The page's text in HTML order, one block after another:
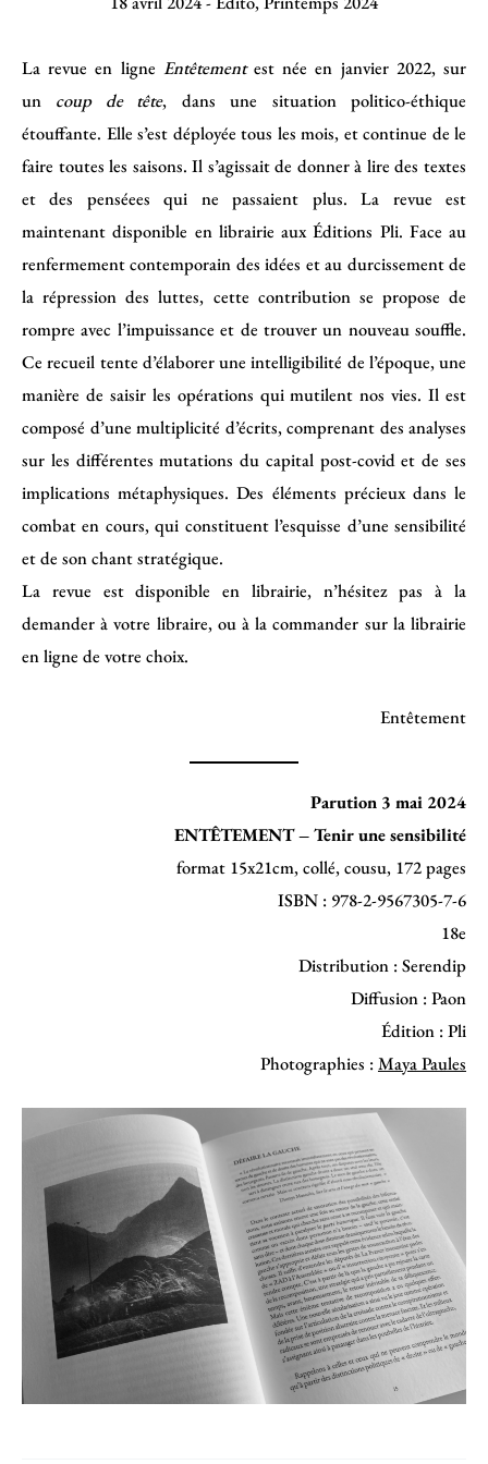
La revue en ligne Entêtement est née en janvier 2022, sur
un coup de tête, dans une situation politico-éthique
étouffante. Elle s’est déployée tous les mois, et continue de le
faire toutes les saisons. Il s’agissait de donner à lire des textes
et des penséees qui ne passaient plus. La revue est
maintenant disponible en librairie auxÉditions Pli. Face au
renfermement contemporain des idées et au durcissement de
la répression des luttes, cette contribution se propose de
rompre avec l’impuissance et de trouver un nouveau souffle.
Ce recueil tente d’élaborer une intelligibilité de l’époque, une
manière de saisir les opérations qui mutilent nos vies. Il est
composé d’une multiplicité d’écrits, comprenant des analyses
sur les différentes mutations du capital post-covid et de ses
implications métaphysiques. Des éléments précieux dans le
combat en cours, qui constituent l’esquisse d’une sensibilité
et de son chant stratégique.
La revue est disponible en librairie, n’hésitez pas à la
demander à votre libraire, ou à la commander sur la librairie
en ligne de votre choix.
Entêtement
Parution 3 mai 2024
ENTÊTEMENT – Tenir une sensibilité
format 15x21cm, collé, cousu, 172 pages
ISBN : 978-2-9567305-7-6
18e
Distribution : Serendip
Diffusion : Paon
Édition : Pli
Photographies :Maya Paules